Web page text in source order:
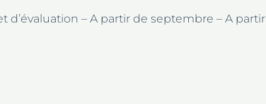
d’évaluation – A partir de septembre – A